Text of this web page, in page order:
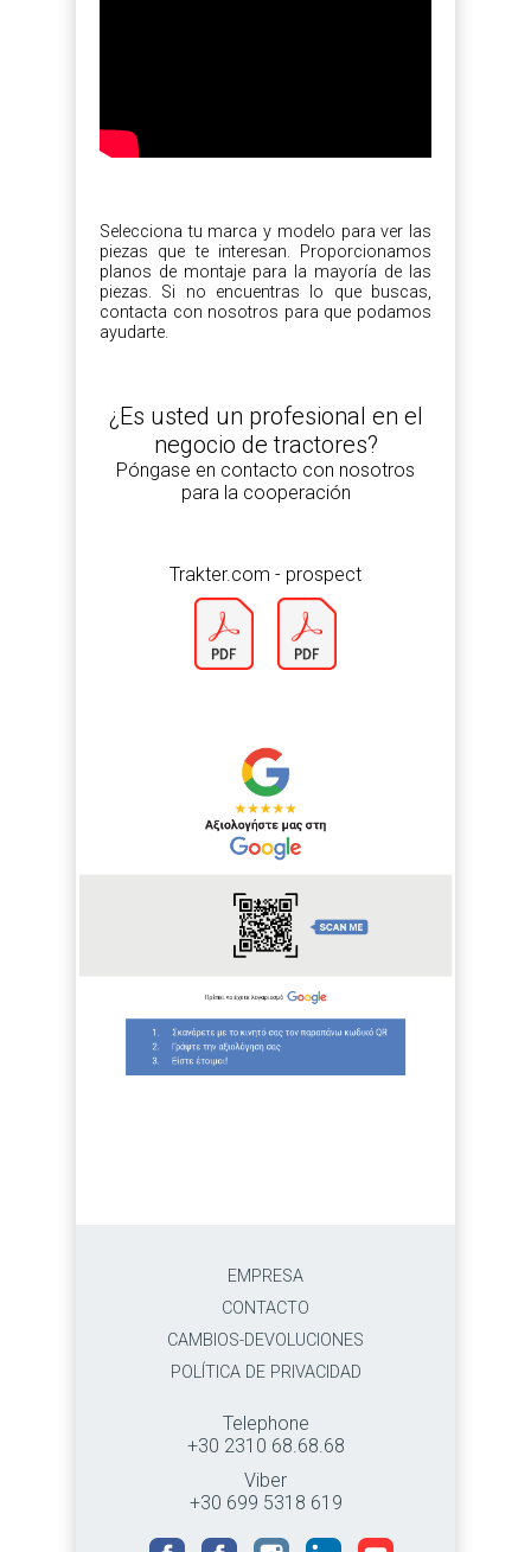
Selecciona tu marca y modelo para ver las
piezas que te interesan. Proporcionamos
planos de montaje para la mayoría de las
piezas. Si no encuentras lo que buscas,
contacta con nosotros para que podamos
ayudarte.
¿Es usted un profesional en el
negocio de tractores?
Póngase en contacto con nosotros
para la cooperación
Trakter.com - prospect
EMPRESA
CONTACTO
CAMBIOS-DEVOLUCIONES
POLÍTICA DE PRIVACIDAD
Telephone
+30 2310 68.68.68
Viber
+30 699 5318 619